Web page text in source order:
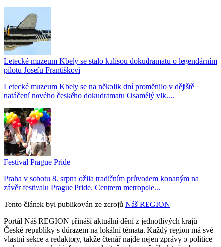
Letecké muzeum Kbely se stalo kulisou dokudramatu o legendárním
pilotu Josefu Františkovi
Letecké muzeum Kbely se na několik dní proměnilo v dějiště
natáčení nového českého dokudramatu Osamělý vlk....
Festival Prague Pride
Praha v sobotu 8. srpna ožila tradičním průvodem konaným na
závěr festivalu Prague Pride. Centrem metropole...
Tento článek byl publikován ze zdrojů Náš REGION
Portál Náš REGION přináší aktuální dění z jednotlivých krajů
České republiky s důrazem na lokální témata. Každý region má své
vlastní sekce a redaktory, takže čtenář najde nejen zprávy o politice